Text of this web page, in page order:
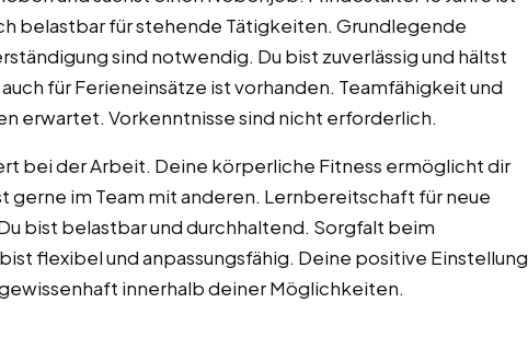
belastbar für stehende Tätigkeiten. Grundlegende
sind notwendig. Du bist zuverlässig und hältst
für Ferieneinsätze ist vorhanden. Teamfähigkeit und
erwartet. Vorkenntnisse sind nicht erforderlich.
bei der Arbeit. Deine körperliche Fitness ermöglicht dir
gerne im Team mit anderen. Lernbereitschaft für neue
bist belastbar und durchhaltend. Sorgfalt beim
flexibel und anpassungsfähig. Deine positive Einstellung
innerhalb deiner Möglichkeiten.